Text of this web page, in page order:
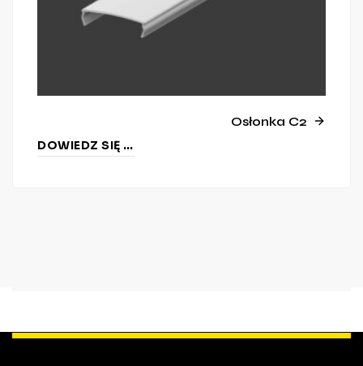
Osłonka C2
DOWIEDZ SIĘ WIĘCEJ